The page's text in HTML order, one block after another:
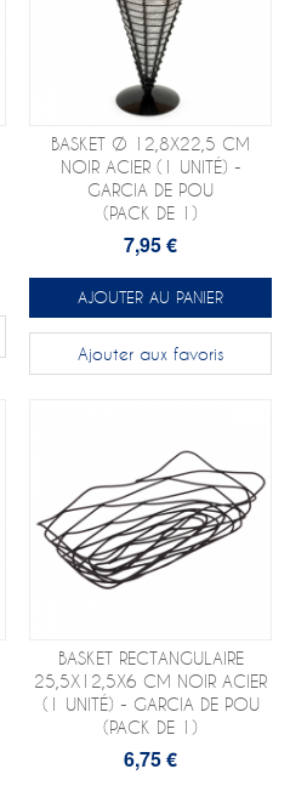
BASKET Ø 12,8X22,5 CM
NOIR ACIER (1 UNITÉ) -
GARCIA DE POU
(PACK DE 1)
7,95 €
AJOUTER AU PANIER
Ajouter aux favoris
BASKET RECTANGULAIRE
25,5X12,5X6 CM NOIR ACIER
(1 UNITÉ) - GARCIA DE POU
(PACK DE 1)
6,75 €